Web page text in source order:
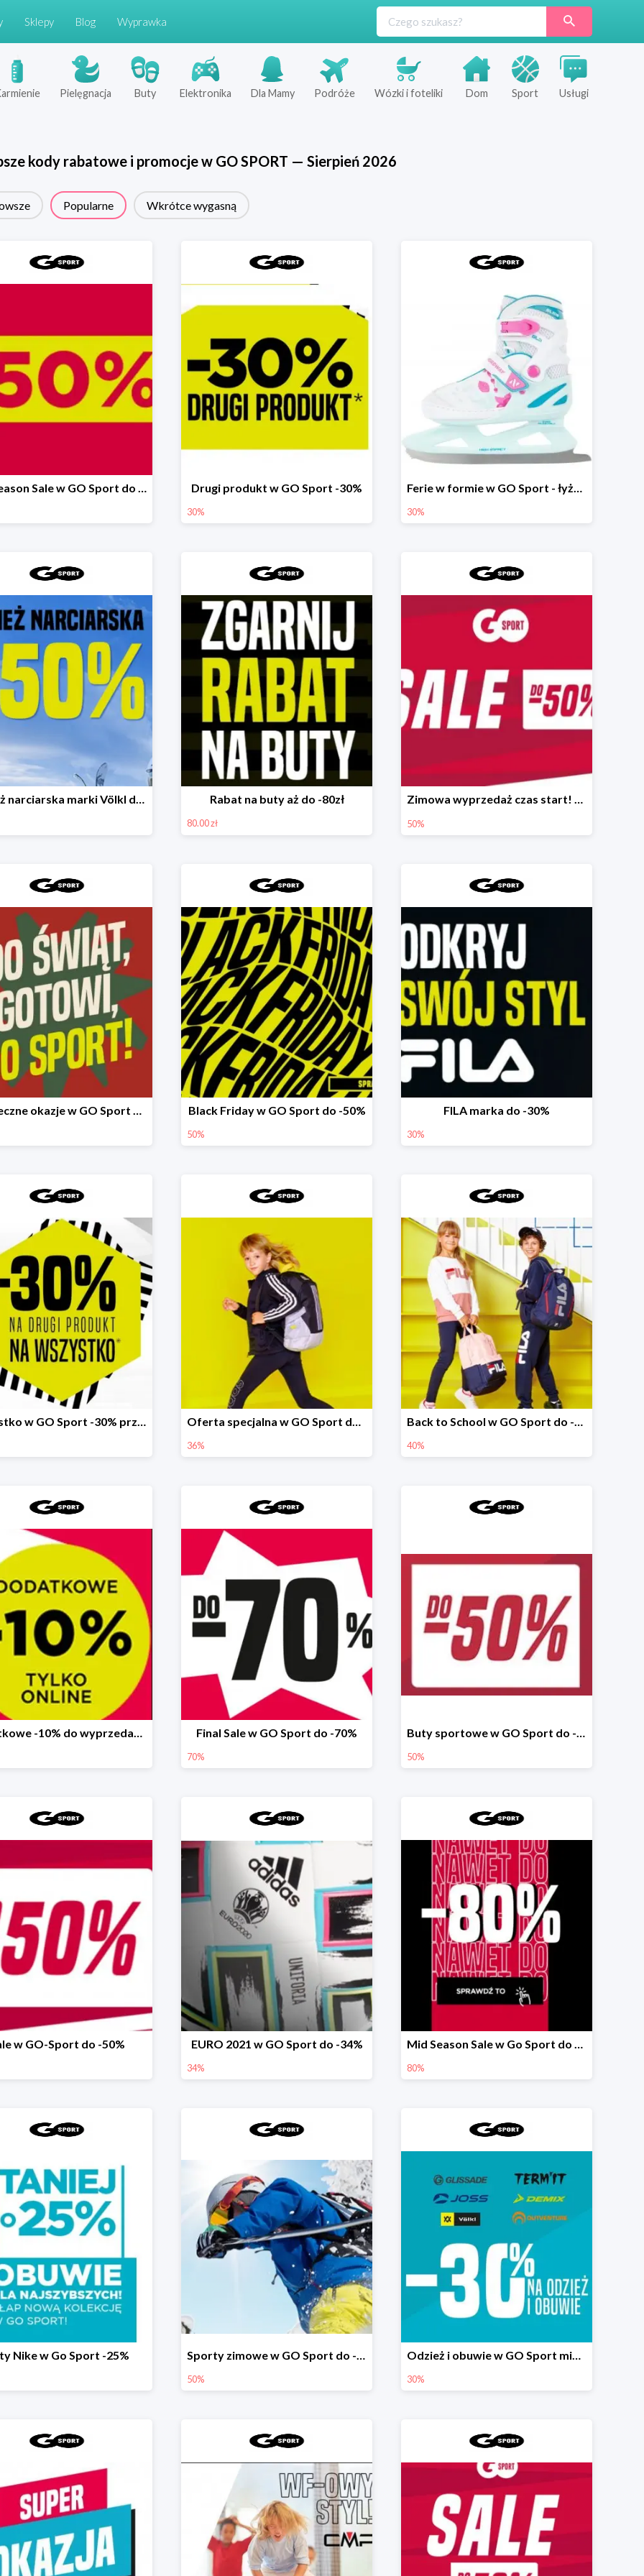
Sklepy Blog Wyprawka
Pielęgnacja Buty Elektronika Dla Mamy Podróże Wózki i foteliki Dom Sport Usługi
kody rabatowe i promocje w GO SPORT — Sierpień 2026
Popularne Wkrótce wygasną
Mid Season Sale w GO Sport do -50% Drugi produkt w GO Sport -30%
30%
Ferie w formie w GO Sport - łyżwy do -30%
30%
Odzież narciarska marki Völkl do -50% Rabat na buty aż do -80zł
80.00 zł
Zimowa wyprzedaż czas start! 🛒❄
50%
Świąteczne okazje w GO Sport do -40% Black Friday w GO Sport do -50%
50%
FILA marka do -30%
30%
Wszystko w GO Sport -30% przy zakupie dwóch produktów Oferta specjalna w GO Sport do -36%
36%
Back to School w GO Sport do -40%
40%
Dodatkowe -10% do wyprzedaży 70% w GO Sport Final Sale w GO Sport do -70%
70%
Buty sportowe w GO Sport do -50%
50%
w GO-Sport do -50% EURO 2021 w GO Sport do -34%
34%
Mid Season Sale w Go Sport do -80%
80%
Nike w Go Sport -25% Sporty zimowe w GO Sport do -50%
50%
Odzież i obuwie w GO Sport minimum -30%
30%